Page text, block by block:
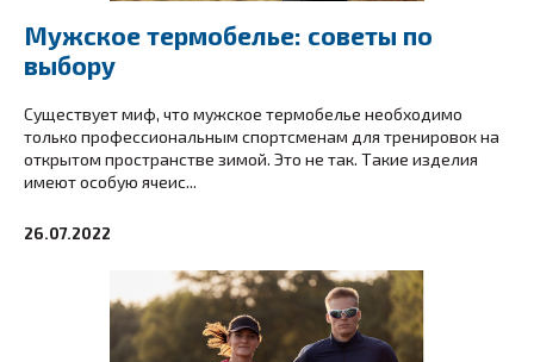
Мужское термобелье: советы по
выбору
Существует миф, что мужское термобелье необходимо
только профессиональным спортсменам для тренировок на
открытом пространстве зимой. Это не так. Такие изделия
имеют особую ячеис...
26.07.2022